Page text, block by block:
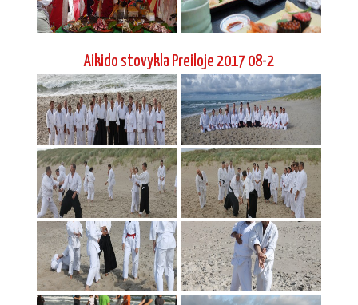
Aikido stovykla Preiloje 2017 08-2